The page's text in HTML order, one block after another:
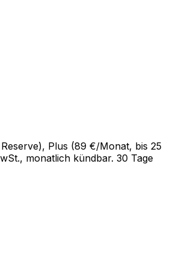
Plus (89 €/Monat, bis 25
monatlich kündbar. 30 Tage